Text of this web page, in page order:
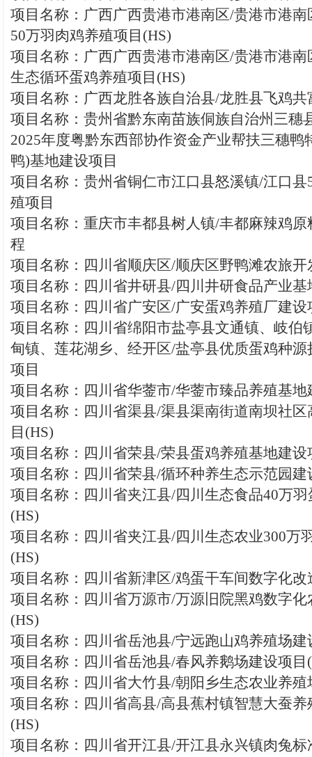
项目名称：广西广西贵港市港南区/贵港市港
50万羽肉鸡养殖项目(HS)
项目名称：广西广西贵港市港南区/贵港市港南
生态循环蛋鸡养殖项目(HS)
项目名称：广西龙胜各族自治县/龙胜县飞鸡共
项目名称：贵州省黔东南苗族侗族自治州三穗
2025年度粤黔东西部协作资金产业帮扶三穗鸭
鸭)基地建设项目
项目名称：贵州省铜仁市江口县怒溪镇/江口县
殖项目
项目名称：重庆市丰都县树人镇/丰都麻辣鸡
程
项目名称：四川省顺庆区/顺庆区野鸭滩农旅开
项目名称：四川省井研县/四川井研食品产业基
项目名称：四川省广安区/广安蛋鸡养殖厂建设
项目名称：四川省绵阳市盐亭县文通镇、岐伯
甸镇、莲花湖乡、经开区/盐亭县优质蛋鸡种
项目
项目名称：四川省华蓥市/华蓥市臻品养殖基地
项目名称：四川省渠县/渠县渠南街道南坝社
目(HS)
项目名称：四川省荣县/荣县蛋鸡养殖基地建设
项目名称：四川省荣县/循环种养生态示范园建
项目名称：四川省夹江县/四川生态食品40万
(HS)
项目名称：四川省夹江县/四川生态农业300万
(HS)
项目名称：四川省新津区/鸡蛋干车间数字化改
项目名称：四川省万源市/万源旧院黑鸡数字化
(HS)
项目名称：四川省岳池县/宁远跑山鸡养殖场建
项目名称：四川省岳池县/春风养鹅场建设项目
项目名称：四川省大竹县/朝阳乡生态农业养殖
项目名称：四川省高县/高县蕉村镇智慧大蚕
(HS)
项目名称：四川省开江县/开江县永兴镇肉兔